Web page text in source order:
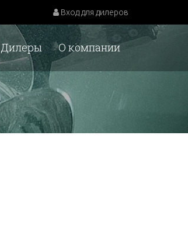
Вход для дилеров
О компании
Дилеры